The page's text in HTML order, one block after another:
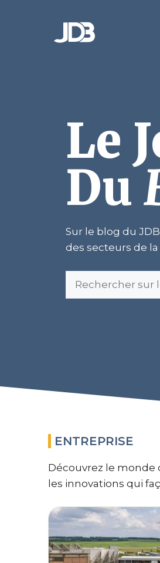
Le
Du
Sur le blog du
des secteurs de
Rechercher
ENTREPRISE
Découvrez le monde
les innovations qui